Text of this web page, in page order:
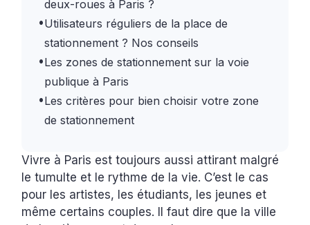
deux-roues à Paris ?
•Utilisateurs réguliers de la place de
stationnement ? Nos conseils
•Les zones de stationnement sur la voie
publique à Paris
•Les critères pour bien choisir votre zone
de stationnement
Vivre à Paris est toujours aussi attirant malgré
le tumulte et le rythme de la vie. C’est le cas
pour les artistes, les étudiants, les jeunes et
même certains couples. Il faut dire que la ville